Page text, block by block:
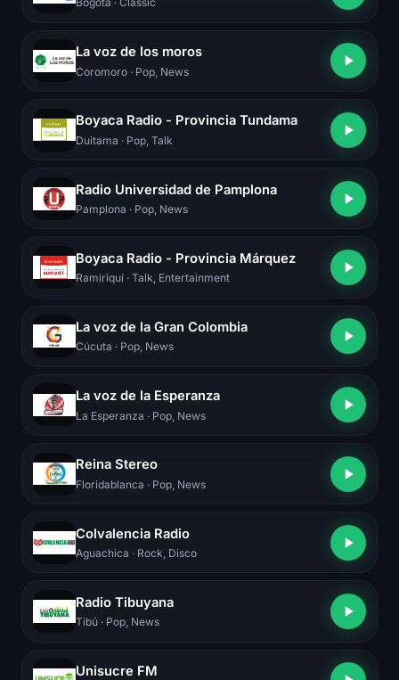
La voz de los moros
Coromoro · Pop, News
Boyaca Radio - Provincia Tundama
Duitama · Pop, Talk
Radio Universidad de Pamplona
Pamplona · Pop, News
Boyaca Radio - Provincia Márquez
Ramiriquí · Talk, Entertainment
La voz de la Gran Colombia
Cúcuta · Pop, News
La voz de la Esperanza
La Esperanza · Pop, News
Reina Stereo
Floridablanca · Pop, News
Colvalencia Radio
Aguachica · Rock, Disco
Radio Tibuyana
Tibú · Pop, News
Unisucre FM